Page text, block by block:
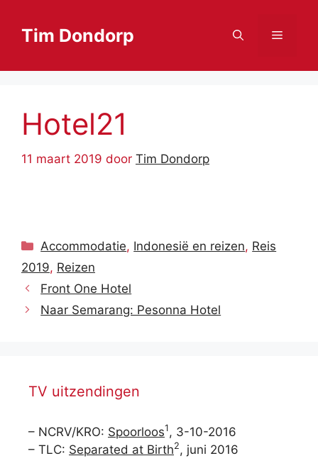
naarTim Dondorp Menu
Hotel21
11 maart 2019 door Tim Dondorp
Categorieën
Accommodatie, Indonesië en reizen, Reis
2019, Reizen
Front One Hotel
Naar Semarang: Pesonna Hotel
TV uitzendingen
– NCRV/KRO: Spoorloos1, 3-10-2016
– TLC: Separated at Birth2, juni 2016